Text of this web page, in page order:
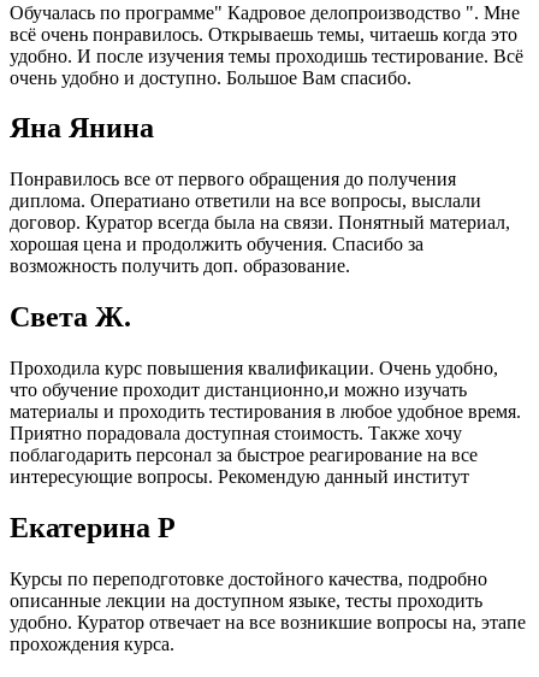
Обучалась по программе" Кадровое делопроизводство ". Мне
всё очень понравилось. Открываешь темы, читаешь когда это
удобно. И после изучения темы проходишь тестирование. Всё
очень удобно и доступно. Большое Вам спасибо.
Яна Янина
Понравилось все от первого обращения до получения
диплома. Оператиано ответили на все вопросы, выслали
договор. Куратор всегда была на связи. Понятный материал,
хорошая цена и продолжить обучения. Спасибо за
возможность получить доп. образование.
Света Ж.
Проходила курс повышения квалификации. Очень удобно,
что обучение проходит дистанционно,и можно изучать
материалы и проходить тестирования в любое удобное время.
Приятно порадовала доступная стоимость. Также хочу
поблагодарить персонал за быстрое реагирование на все
интересующие вопросы. Рекомендую данный институт
Екатерина Р
Курсы по переподготовке достойного качества, подробно
описанные лекции на доступном языке, тесты проходить
удобно. Куратор отвечает на все возникшие вопросы на, этапе
прохождения курса.